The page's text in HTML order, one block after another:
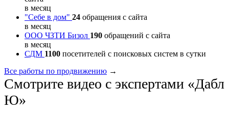
в месяц
"Себе в дом" 24 обращения с сайта
в месяц
ООО ЧЗТИ Бизол 190 обращений с сайта
в месяц
СДМ 1100 посетителей с поисковых систем в сутки
Все работы по продвижению →
Смотрите видео с экспертами «Дабл
Ю»